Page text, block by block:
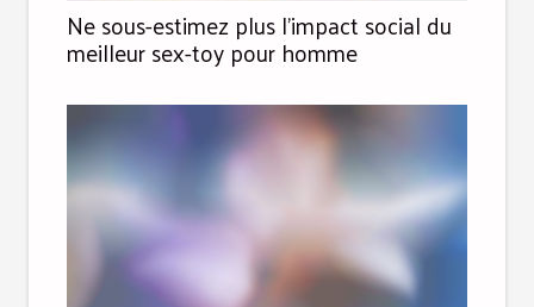
Ne sous-estimez plus l’impact social du
meilleur sex-toy pour homme